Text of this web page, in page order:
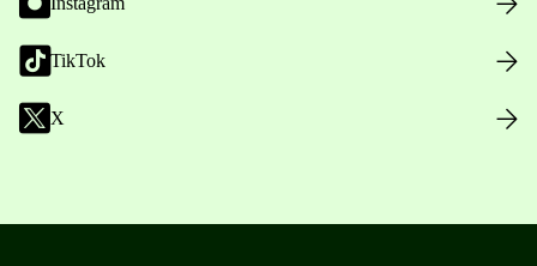
TikTok
X